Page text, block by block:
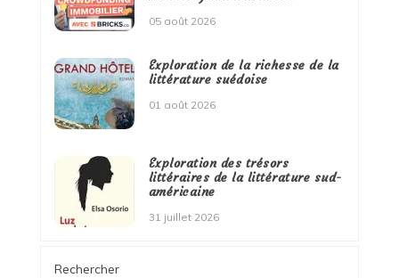
05 août 2026
Exploration de la richesse de la
littérature suédoise
01 août 2026
Exploration des trésors
littéraires de la littérature sud-
américaine
31 juillet 2026
Rechercher